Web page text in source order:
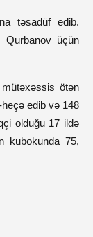
təsadüf edib.
Qurbanov üçün
mütəxəssis ötən
edib və 148
olduğu 17 ildə
kubokunda 75,